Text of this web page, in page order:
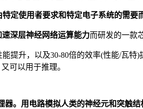
定使用者要求和特定电子系统的需要
速深层神经网络运算能力而研发的一款
提升，以及30-80倍的效率(性能/瓦
可以用于推理。
器。用电路模拟人类的神经元和突触结